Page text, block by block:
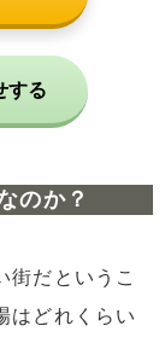
する
のか？
街だというこ
はどれくらい